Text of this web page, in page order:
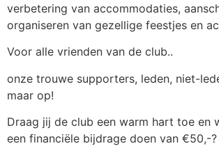
verbetering van accommodaties,
organiseren van gezellige feestjes en
Voor alle vrienden van de club..
onze trouwe supporters, leden, niet-
maar op!
Draag jij de club een warm hart toe en
een financiële bijdrage doen van €50,-?